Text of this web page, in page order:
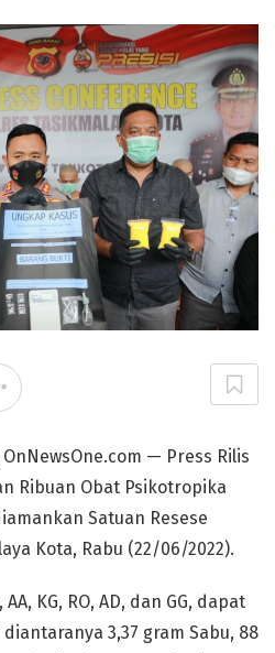
OnNewsOne.com — Press Rilis
Ribuan Obat Psikotropika
Satuan Resese
Kota, Rabu (22/06/2022).
KG, RO, AD, dan GG, dapat
3,37 gram Sabu, 88